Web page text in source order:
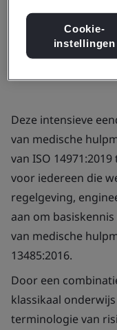
Bekijk data,
Deze intensieve
van medische
van ISO
voor iedereen die
regelgeving,
aan om
van medische
13485:2016.
Door een
klassikaal
terminologie van
Cookie-
instellingen